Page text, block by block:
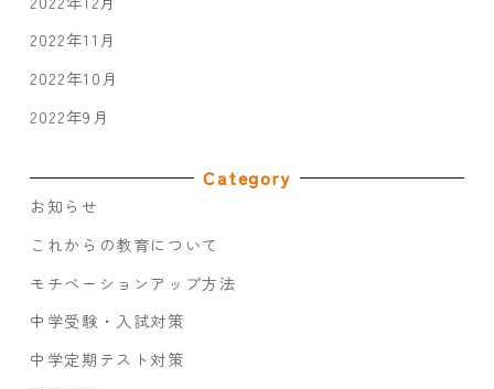
2022年11月
2022年10月
2022年9月
Category
お知らせ
これからの教育について
モチベーションアップ方法
中学受験・入試対策
中学定期テスト対策